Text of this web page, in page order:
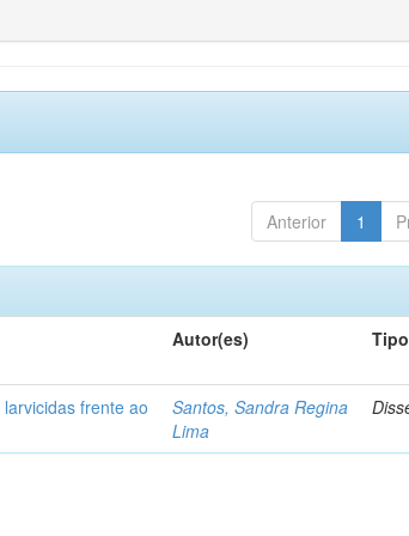
Anterior 1
Autor(es) Tipo
frente ao
Santos, Sandra Regina
Lima